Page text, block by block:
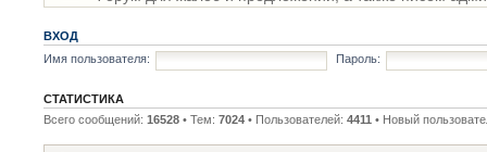
ВХОД
Имя пользователя:
Пароль:
СТАТИСТИКА
Всего сообщений: 16528 • Тем: 7024 • Пользователей: 4411 • Новый